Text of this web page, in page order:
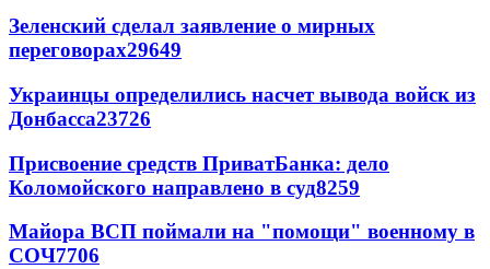
Зеленский сделал заявление о мирных
переговорах29649
Украинцы определились насчет вывода войск из
Донбасса23726
Присвоение средств ПриватБанка: дело
Коломойского направлено в суд8259
Майора ВСП поймали на "помощи" военному в
СОЧ7706